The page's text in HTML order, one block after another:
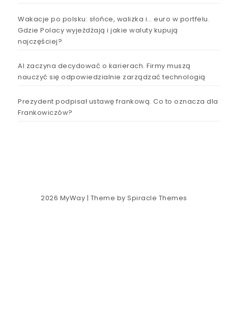
Wakacje po polsku: słońce, walizka i… euro w portfelu.
Gdzie Polacy wyjeżdżają i jakie waluty kupują
najczęściej?
AI zaczyna decydować o karierach. Firmy muszą
nauczyć się odpowiedzialnie zarządzać technologią
Prezydent podpisał ustawę frankową. Co to oznacza dla
Frankowiczów?
2026 MyWay | Theme bySpiracle Themes